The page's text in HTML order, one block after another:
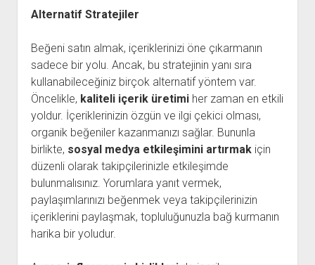
Alternatif Stratejiler
Beğeni satın almak, içeriklerinizi öne çıkarmanın
sadece bir yolu. Ancak, bu stratejinin yanı sıra
kullanabileceğiniz birçok alternatif yöntem var.
Öncelikle, kaliteli içerik üretimiher zaman en etkili
yoldur. İçeriklerinizin özgün ve ilgi çekici olması,
organik beğeniler kazanmanızı sağlar. Bununla
birlikte, sosyal medya etkileşimini artırmakiçin
düzenli olarak takipçilerinizle etkileşimde
bulunmalısınız. Yorumlara yanıt vermek,
paylaşımlarınızı beğenmek veya takipçilerinizin
içeriklerini paylaşmak, topluluğunuzla bağ kurmanın
harika bir yoludur.